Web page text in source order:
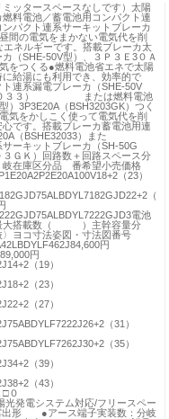
ッタースペースなしです）太陽
料電池／蓄電池用コンパクト連
パクト連系サーキットブレーカ
間の電気をまかない電気代を削
ネルギーです。搭載ブレーカ太
（SHE-50V型）、３Ｐ３Ｅ3０Ａ
をつくる●燃料電池省エネで太陽
給湯にも利用でき、効率的で
連系漏電ブレーカ（SHE-50V
２０３３） または燃料電池
）3P3E20A（BSH3203GK）つく
気をかしこく使って電気代を削
です。搭載ブレーカ蓄電池用連
（BSHE32033）また
ットブレーカ（SH-50G
ＧＫ）回路数＋回路スペース分
庫区分品 番希望小売価格
（23）
（
電池
最大搭載数（ ）主幹容量分
ヨコ寸法姿図・寸法図番号
円
円
（19）
（23）
（27）
（31）
（35）
（39）
（43）
□０
光発電システム対応/フリースペー
形 ●アース端子実装数：分岐